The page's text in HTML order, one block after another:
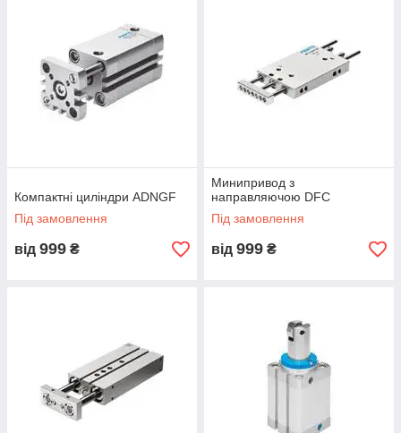
Компактні циліндри ADNGF
Під замовлення
від 999 ₴
Минипривод з
направляючою DFC
Під замовлення
від 999 ₴